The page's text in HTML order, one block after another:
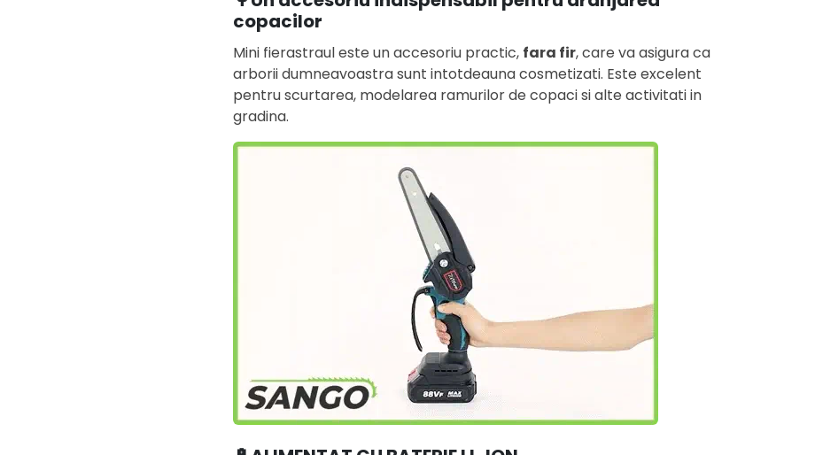
copacilor
Mini fierastraul este un accesoriu practic, fara fir, care va asigura ca
arborii dumneavoastra sunt intotdeauna cosmetizati. Este excelent
pentru scurtarea, modelarea ramurilor de copaci si alte activitati in
gradina.